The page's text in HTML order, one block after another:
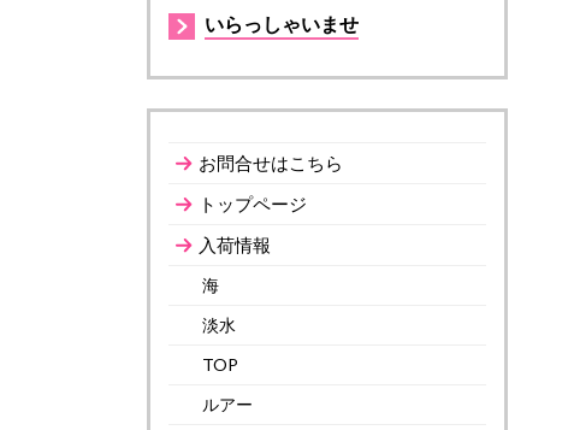
いらっしゃいませ
お問合せはこちら
トップページ
入荷情報
海
淡水
TOP
ルアー